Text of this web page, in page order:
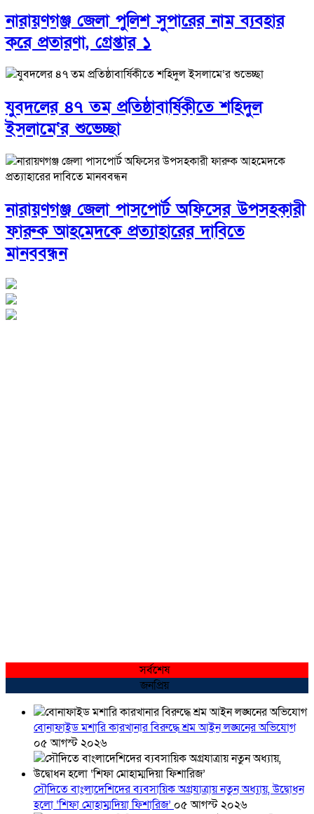
নারায়ণগঞ্জ জেলা পুলিশ সুপারের নাম ব্যবহার
করে প্রতারণা, গ্রেপ্তার ১
যুবদলের ৪৭ তম প্রতিষ্ঠাবার্ষিকীতে শহিদুল
ইসলামে‘র শুভেচ্ছা
নারায়ণগঞ্জ জেলা পাসপোর্ট অফিসের উপসহকারী
ফারুক আহমেদকে প্রত্যাহারের দাবিতে
মানববন্ধন
সর্বশেষ
জনপ্রিয়
বোনাফাইড মশারি কারখানার বিরুদ্ধে শ্রম আইন লঙ্ঘনের অভিযোগ
০৫ আগস্ট ২০২৬
সৌদিতে বাংলাদেশিদের ব্যবসায়িক অগ্রযাত্রায় নতুন অধ্যায়, উদ্বোধন
হলো ‘শিফা মোহাম্মদিয়া ফিশারিজ’ ০৫ আগস্ট ২০২৬